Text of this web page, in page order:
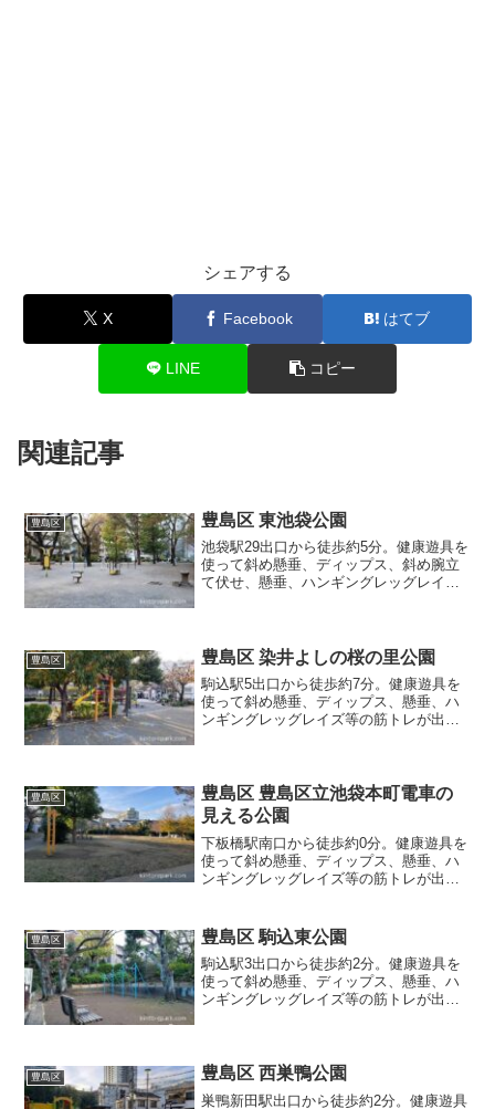
シェアする
X Facebook はてブ
LINE コピー
関連記事
豊島区 豊島区 東池袋公園
池袋駅29出口から徒歩約5分。健康遊具を
使って斜め懸垂、ディップス、斜め腕立
て伏せ、懸垂、ハンギングレッグレイズ
豊島区 豊島区 染井よしの桜の里公園
駒込駅5出口から徒歩約7分。健康遊具を
使って斜め懸垂、ディップス、懸垂、ハ
ンギングレッグレイズ等の筋トレが出来
豊島区
豊島区 豊島区立池袋本町電車の
見える公園
下板橋駅南口から徒歩約0分。健康遊具を
使って斜め懸垂、ディップス、懸垂、ハ
ンギングレッグレイズ等の筋トレが出来
豊島区 豊島区 駒込東公園
駒込駅3出口から徒歩約2分。健康遊具を
使って斜め懸垂、ディップス、懸垂、ハ
ンギングレッグレイズ等の筋トレが出来
豊島区 豊島区 西巣鴨公園
巣鴨新田駅出口から徒歩約2分。健康遊具